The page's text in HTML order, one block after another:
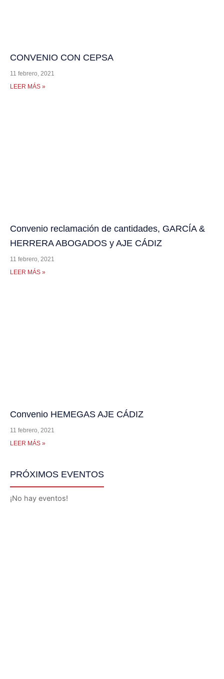
CONVENIO CON CEPSA
11 febrero, 2021
LEER MÁS »
Convenio reclamación de cantidades, GARCÍA &
HERRERA ABOGADOS y AJE CÁDIZ
11 febrero, 2021
LEER MÁS »
Convenio HEMEGAS AJE CÁDIZ
11 febrero, 2021
LEER MÁS »
PRÓXIMOS EVENTOS
¡No hay eventos!